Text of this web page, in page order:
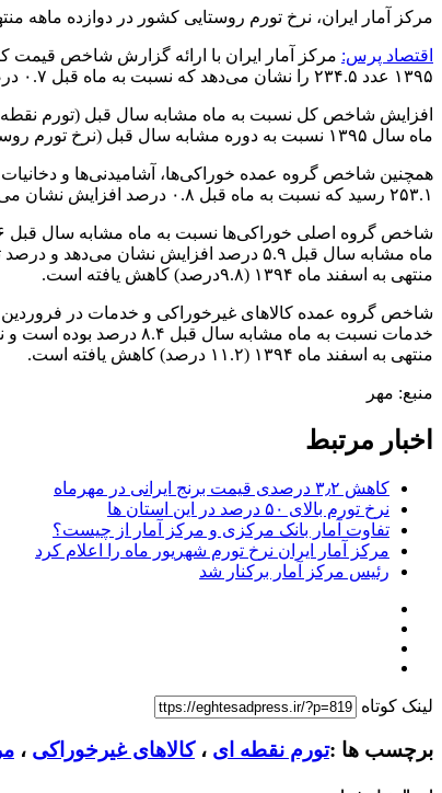
مرکز آمار ایران، نرخ تورم روستایی کشور در دوازده ماهه منتهی به فروردین ماه سال‌جاری را ۱۰.۱
اقتصاد پرس:
۱۳۹۵ عدد ۲۳۴.۵ را نشان می‌دهد که نسبت به ماه قبل ۰.۷ درصد افزایش داشته است.
ماه سال ۱۳۹۵ نسبت به دوره مشابه سال قبل (نرخ تورم روستایی) ۱۰.۱ درصد است که نسبت به تورم دوازده ماهه منتهی به اسفندماه ۱۳۹۴ (۱۰.۶درصد) کاهش یافته است.
۲۵۳.۱ رسید که نسبت به ماه قبل ۰.۸ درصد افزایش نشان می‌دهد.
منتهی به اسفند ماه ۱۳۹۴ (۹.۸درصد) کاهش یافته است.
منتهی به اسفند ماه ۱۳۹۴ (۱۱.۲ درصد) کاهش یافته است.
منبع: مهر
اخبار مرتبط
کاهش ۳٫۲ درصدی قیمت برنج ایرانی در مهرماه
نرخ تورم بالای ۵۰ درصد در این استان ها
تفاوت آمار بانک مرکزی و مرکز آمار از چیست؟
مرکز آمار ایران نرخ تورم شهریور ماه را اعلام کرد
رئیس مرکز آمار برکنار شد
لینک کوتاه
برچسب ها :تورم نقطه ای ،کالاهای غیرخوراکی ،